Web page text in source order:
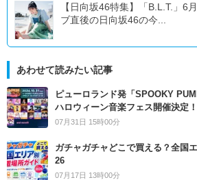
【日向坂46特集】「B.L.T.」6
ブ直後の日向坂46の今...
あわせて読みたい記事
ピューロランド発「SPOOKY
ハロウィーン音楽フェス開催決定！
07月31日 15時00分
ガチャガチャどこで買える？全国
26
07月17日 13時00分